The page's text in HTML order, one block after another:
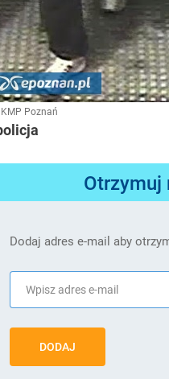
Poznań
Otrzymuj
Dodaj adres e-mail aby
DODAJ